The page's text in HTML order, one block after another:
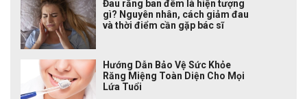
Đau răng ban đêm là hiện tượng
gì? Nguyên nhân, cách giảm đau
và thời điểm cần gặp bác sĩ
Hướng Dẫn Bảo Vệ Sức Khỏe
Răng Miệng Toàn Diện Cho Mọi
Lứa Tuổi